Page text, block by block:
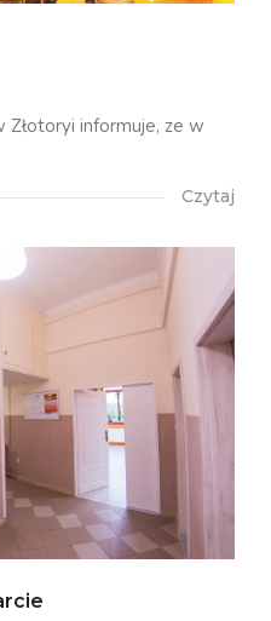
informuje, ze w
Czytaj